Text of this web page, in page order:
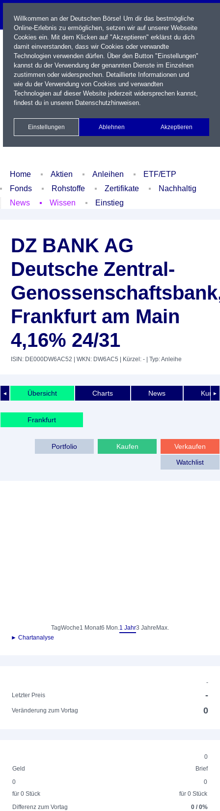
Name / WKN / ISIN / Kürzel
Newsletter Kontakt
Xetra Realtime
Watchlist Portfolio Login
Home Aktien Anleihen
ETF/ETP
Fonds
Rohstoffe Zertifikate
Nachhaltig
News
Wissen Einstieg
DZ BANK AG
Deutsche Zentral-
Frankfurt am Main
4,16% 24/31
ISIN: DE000DW6AC52 | WKN: DW6AC5 | Kürzel: - | Typ: Anleihe
◄ ►
Übersicht Charts News
Frankfurt
Verkaufen
Kaufen
Portfolio
Watchlist
TagWoche1 Monat6 Mon.1 Jahr3 Jahre Max.
► Chartanalyse
-
Letzter Preis
-
Veränderung zum Vortag 0
0
Geld
Brief
0
für 0 Stück
0
für 0 Stück
Differenz zum Vortag
0 / 0%
Willkommen an der Deutschen Börse! Um dir das bestmögliche
Online-Erlebnis zu ermöglichen, setzen wir auf unserer Webseite
Cookies ein. Mit dem Klicken auf "Akzeptieren" erklärst du dich
damit einverstanden, dass wir Cookies oder verwandte
Technologien verwenden dürfen. Über den Button "Einstellungen"
kannst du der Verwendung der genannten Dienste im Einzelnen
zustimmen oder widersprechen. Detaillierte Informationen und
wie du der Verwendung von Cookies und verwandten
Technologien auf dieser Website jederzeit widersprechen kannst,
findest du in unseren Datenschutzhinweisen.
Einstellungen Ablehnen Akzeptieren